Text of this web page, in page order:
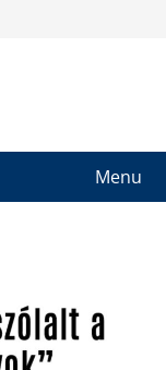
Menu